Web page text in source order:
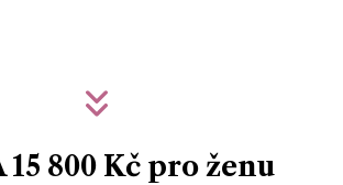
15 800 Kč pro ženu